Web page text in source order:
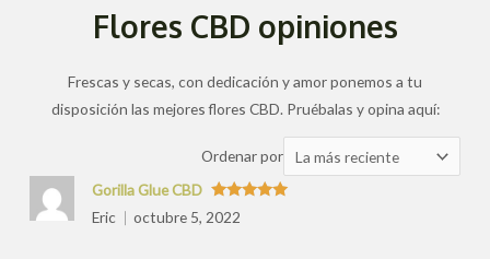
Flores CBD opiniones
Frescas y secas, con dedicación y amor ponemos a tu
disposición las mejores flores CBD. Pruébalas y opina aquí:
Ordenar por Ordenar
las
Valorado
con
Gorilla Glue CBD
Eric
octubre 5, 2022